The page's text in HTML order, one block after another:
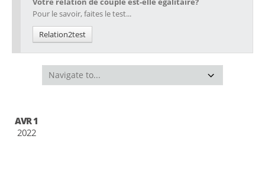
Pour le savoir, faites le test...
Relation2test
AVR 1
2022